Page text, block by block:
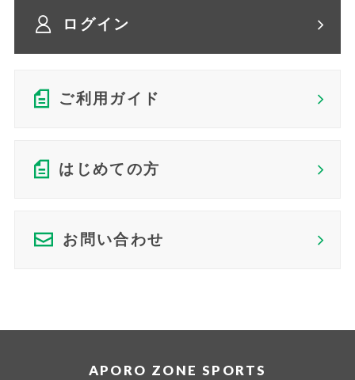
ログイン
ご利用ガイド
はじめての方
お問い合わせ
APORO ZONE SPORTS